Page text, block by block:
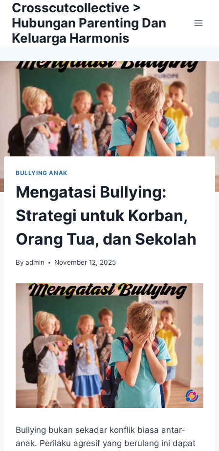
Skip
content
Crosscutcollective >
Hubungan Parenting Dan
Keluarga Harmonis
BULLYING ANAK
Mengatasi Bullying:
Strategi untuk Korban,
Orang Tua, dan Sekolah
By admin November 12, 2025
Bullying bukan sekadar konflik biasa antar-
anak. Perilaku agresif yang berulang ini dapat